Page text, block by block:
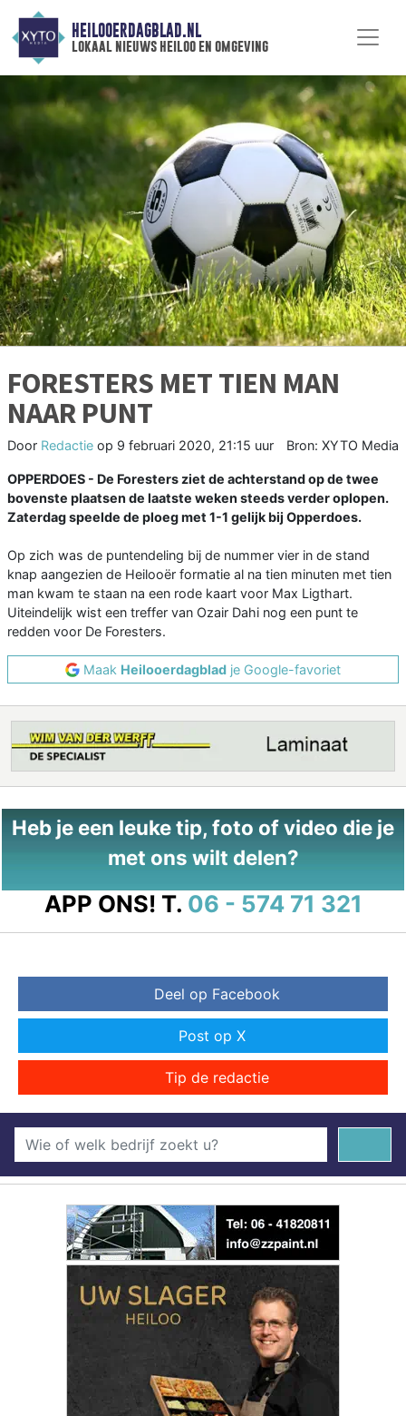
HEILOOERDAGBLAD.NL
lokaal nieuws heiloo en omgeving
FORESTERS MET TIEN MAN
NAAR PUNT
Door Redactie op 9 februari 2020, 21:15 uur Bron: XYTO Media
OPPERDOES - De Foresters ziet de achterstand op de twee
bovenste plaatsen de laatste weken steeds verder oplopen.
Zaterdag speelde de ploeg met 1-1 gelijk bij Opperdoes.
Op zich was de puntendeling bij de nummer vier in de stand
knap aangezien de Heilooër formatie al na tien minuten met tien
man kwam te staan na een rode kaart voor Max Ligthart.
Uiteindelijk wist een treffer van Ozair Dahi nog een punt te
redden voor De Foresters.
Maak Heilooerdagblad je Google-favoriet
Heb je een leuke tip, foto of video die je
met ons wilt delen?
APP ONS! T. 06 - 574 71 321
Deel op Facebook
Post op X
Tip de redactie